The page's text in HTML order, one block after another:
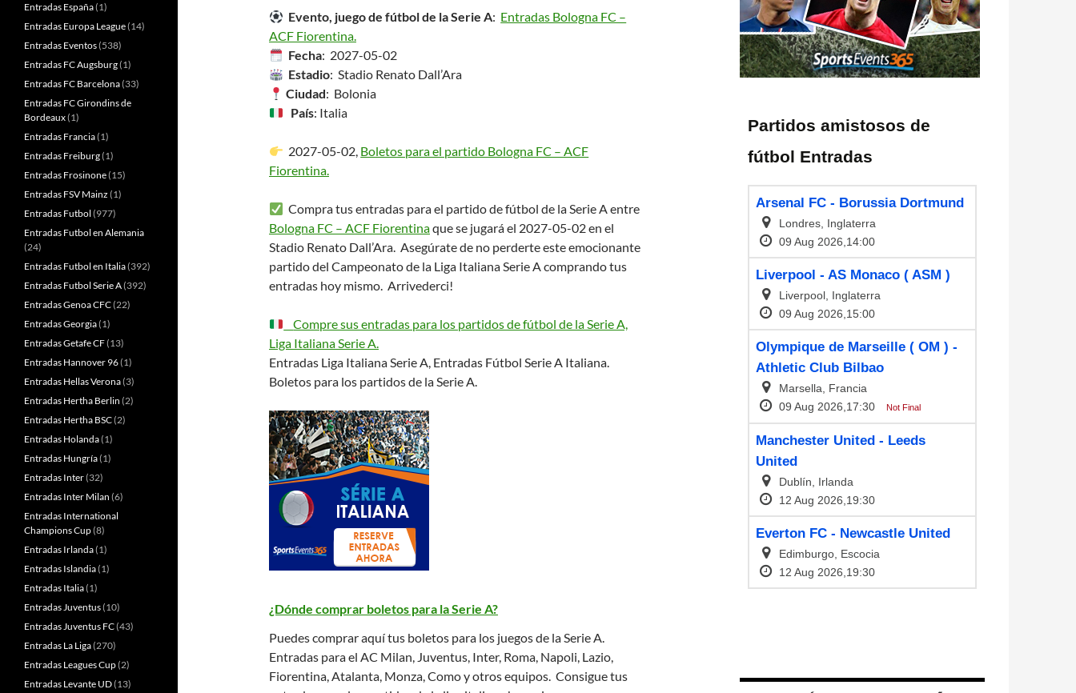
Evento, juego de fútbol de la Serie A: Entradas Bologna FC –
ACF Fiorentina.
Fecha: 2027-05-02
Estadio: Stadio Renato Dall’Ara
Ciudad: Bolonia
País: Italia
2027-05-02, Boletos para el partido Bologna FC – ACF
Fiorentina.
Compra tus entradas para el partido de fútbol de la Serie A entre
Bologna FC – ACF Fiorentinaque se jugará el 2027-05-02 en el
Stadio Renato Dall’Ara. Asegúrate de no perderte este emocionante
partido del Campeonato de la Liga Italiana Serie A comprando tus
entradas hoy mismo. Arrivederci!
Compre sus entradas para los partidos de fútbol de la Serie A,
Liga Italiana Serie A.
Entradas Liga Italiana Serie A, Entradas Fútbol Serie A Italiana.
Boletos para los partidos de la Serie A.
¿Dónde comprar boletos para la Serie A?
Puedes comprar aquí tus boletos para los juegos de la Serie A.
Entradas para el AC Milan, Juventus, Inter, Roma, Napoli, Lazio,
Fiorentina, Atalanta, Monza, Como y otros equipos. Consigue tus
Entradas España(1)
Entradas Europa League(14)
Entradas Eventos(538)
Entradas FC Augsburg(1)
Entradas FC Barcelona(33)
Entradas FC Girondins de
Bordeaux(1)
Entradas Francia(1)
Entradas Freiburg(1)
Entradas Frosinone(15)
Entradas FSV Mainz (1)
Entradas Futbol (977)
Entradas Futbol en Alemania
(24)
Entradas Futbol en Italia(392)
Entradas Futbol Serie A(392)
Entradas Genoa CFC(22)
Entradas Georgia(1)
Entradas Getafe CF(13)
Entradas Hannover 96(1)
Entradas Hellas Verona(3)
Entradas Hertha Berlin (2)
Entradas Hertha BSC(2)
Entradas Holanda(1)
Entradas Hungría(1)
Entradas Inter(32)
Entradas Inter Milan (6)
Entradas International
Champions Cup(8)
Entradas Irlanda(1)
Entradas Islandia(1)
Entradas Italia(1)
Entradas Juventus(10)
Entradas Juventus FC(43)
Entradas La Liga(270)
Entradas Leagues Cup(2)
Entradas Levante UD(13)